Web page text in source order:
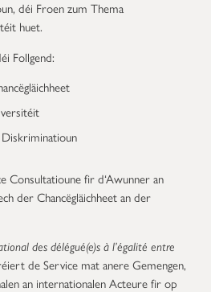
déi Froen zum Thema
huet.
Follgend:
Consultatioune fir d‘Awunner an
der Chancëgläichheet an der
des délégué(e)s à l’égalité entre
de Service mat anere Gemengen,
an internationalen Acteure fir op